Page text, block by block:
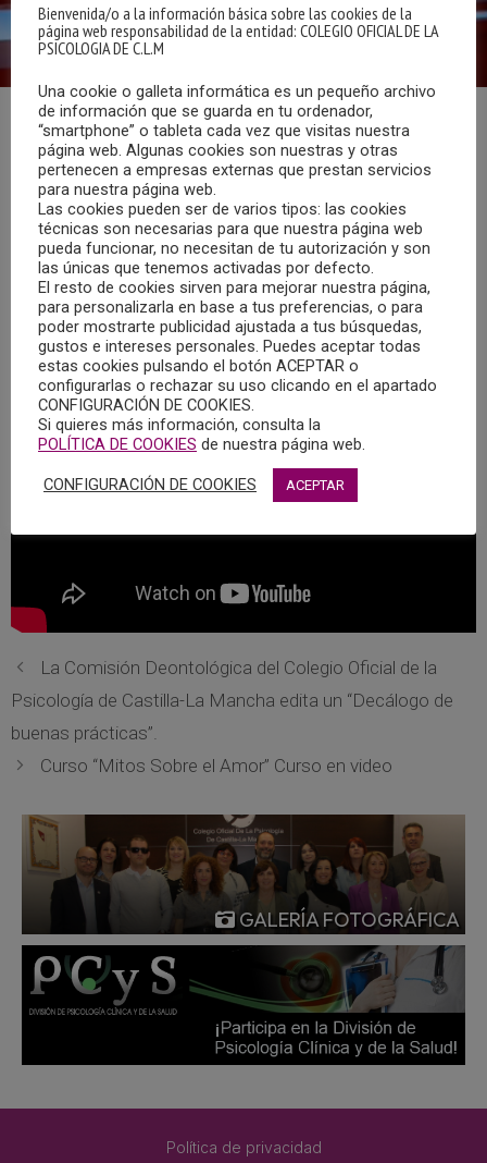
Programa “Conflicto y Mediación”. Espacio emitido el 21
de enero con motivo del Día Internaciónal de la Mediación
en la emisora Imás TV de la provincia de Ciudad Real, y en
el que participaron la psicóloga Gema Martín de la Sierra,
Coordinadora del Grupo Trabajo de Mediación de Ciudad
Real, (perteneciente a la Comisión de Psicología Jurídica),
y el psicólogo Julio Labrador, en representación del
COPCLM.
La Comisión Deontológica del Colegio Oficial de la
Psicología de Castilla-La Mancha edita un “Decálogo de
buenas prácticas”.
Curso “Mitos Sobre el Amor” Curso en video
GALERÍA FOTOGRÁFICA
Política de privacidad
Bienvenida/o a la información básica sobre las cookies de la
página web responsabilidad de la entidad: COLEGIO OFICIAL DE LA
PSICOLOGIA DE C.L.M
Una cookie o galleta informática es un pequeño archivo
de información que se guarda en tu ordenador,
“smartphone” o tableta cada vez que visitas nuestra
página web. Algunas cookies son nuestras y otras
pertenecen a empresas externas que prestan servicios
para nuestra página web.
Las cookies pueden ser de varios tipos: las cookies
técnicas son necesarias para que nuestra página web
pueda funcionar, no necesitan de tu autorización y son
las únicas que tenemos activadas por defecto.
El resto de cookies sirven para mejorar nuestra página,
para personalizarla en base a tus preferencias, o para
poder mostrarte publicidad ajustada a tus búsquedas,
gustos e intereses personales. Puedes aceptar todas
estas cookies pulsando el botón ACEPTAR o
configurarlas o rechazar su uso clicando en el apartado
CONFIGURACIÓN DE COOKIES.
Si quieres más información, consulta la
POLÍTICA DE COOKIES de nuestra página web.
CONFIGURACIÓN DE COOKIES ACEPTAR